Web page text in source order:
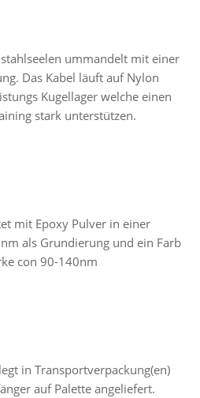
ummandelt mit einer
Das Kabel läuft auf Nylon
Kugellager welche einen
stark unterstützen.
mit Epoxy Pulver in einer
als Grundierung und ein Farb
con 90-140nm
in Transportverpackung(en)
auf Palette angeliefert.